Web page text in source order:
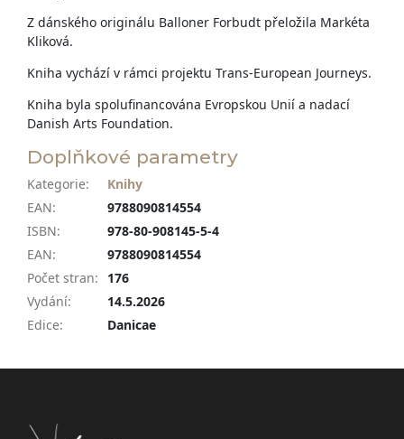
Z dánského originálu Balloner Forbudt přeložila Markéta
Kliková.
Kniha vychází v rámci projektu Trans-European Journeys.
Kniha byla spolufinancována Evropskou Unií a nadací
Danish Arts Foundation.
Doplňkové parametry
Kategorie:
Knihy
EAN:
9788090814554
ISBN:
978-80-908145-5-4
EAN:
9788090814554
Počet stran:
176
Vydání:
14.5.2026
Edice: Danicae